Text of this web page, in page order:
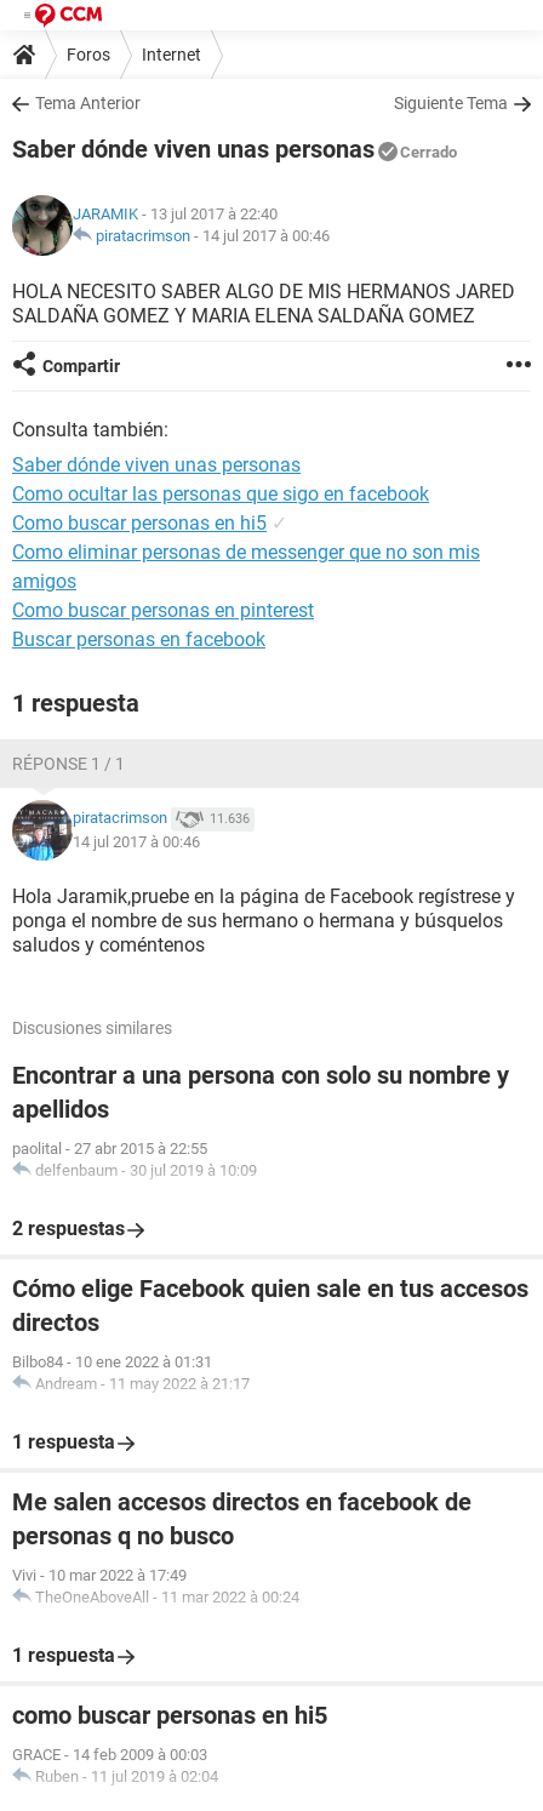
Foros Internet
Tema Anterior Siguiente Tema
Saber dónde viven unas personas Cerrado
JARAMIK - 13 jul 2017 à 22:40
piratacrimson - 14 jul 2017 à 00:46
HOLA NECESITO SABER ALGO DE MIS HERMANOS JARED
SALDAÑA GOMEZ Y MARIA ELENA SALDAÑA GOMEZ
Compartir
Consulta también:
Saber dónde viven unas personas
Como ocultar las personas que sigo en facebook
Como buscar personas en hi5 ✓
Como eliminar personas de messenger que no son mis
amigos
Como buscar personas en pinterest
Buscar personas en facebook
1 respuesta
RÉPONSE 1 / 1
piratacrimson 11.636
14 jul 2017 à 00:46
Hola Jaramik,pruebe en la página de Facebook regístrese y
ponga el nombre de sus hermano o hermana y búsquelos
saludos y coméntenos
Discusiones similares
Encontrar a una persona con solo su nombre y
apellidos
paolital - 27 abr 2015 à 22:55
delfenbaum - 30 jul 2019 à 10:09
2 respuestas
Cómo elige Facebook quien sale en tus accesos
directos
Bilbo84 - 10 ene 2022 à 01:31
Andream - 11 may 2022 à 21:17
1 respuesta
Me salen accesos directos en facebook de
personas q no busco
Vivi - 10 mar 2022 à 17:49
TheOneAboveAll - 11 mar 2022 à 00:24
1 respuesta
como buscar personas en hi5
GRACE - 14 feb 2009 à 00:03
Ruben - 11 jul 2019 à 02:04